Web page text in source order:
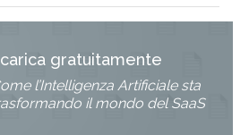
gratuitamente
l’Intelligenza Artificiale sta
il mondo del SaaS